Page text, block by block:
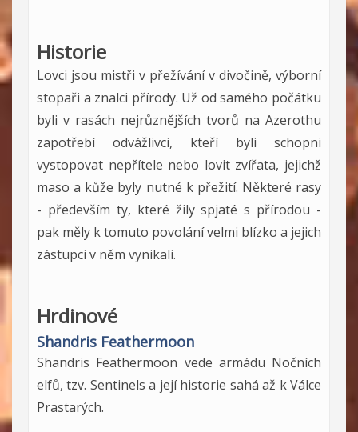
Historie
Lovci jsou mistři v přežívání v divočině, výborní
stopaři a znalci přírody. Už od samého počátku
byli v rasách nejrůznějších tvorů na Azerothu
zapotřebí odvážlivci, kteří byli schopni
vystopovat nepřítele nebo lovit zvířata, jejichž
maso a kůže byly nutné k přežití. Některé rasy
- především ty, které žily spjaté s přírodou -
pak měly k tomuto povolání velmi blízko a jejich
zástupci v něm vynikali.
Hrdinové
Shandris Feathermoon
Shandris Feathermoon vede armádu Nočních
elfů, tzv. Sentinels a její historie sahá až k Válce
Prastarých.